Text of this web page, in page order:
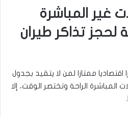
غير المباشرة
لحجز تذاكر طيران
اقتصاديا ممتازا لمن لا يتقيد بجدول
المباشرة الراحة وتختصر الوقت، إلا